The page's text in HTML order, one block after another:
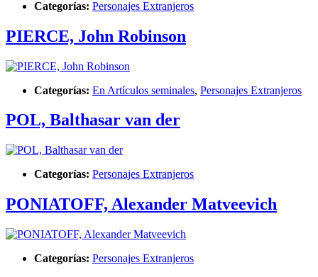
Categorías: Personajes Extranjeros
PIERCE, John Robinson
Categorías: En Artículos seminales, Personajes Extranjeros
POL, Balthasar van der
Categorías: Personajes Extranjeros
PONIATOFF, Alexander Matveevich
Categorías: Personajes Extranjeros